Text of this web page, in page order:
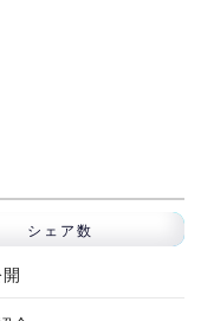
シェア数